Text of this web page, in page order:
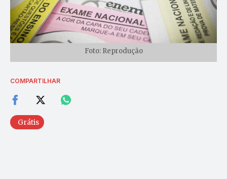
Foto: Reprodução
COMPARTILHAR
Grátis